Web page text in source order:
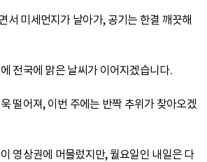
서 미세먼지가 날아가, 공기는 한결 깨끗해
전국에 맑은 날씨가 이어지겠습니다.
떨어져, 이번 주에는 반짝 추위가 찾아오겠
영상권에 머물렀지만, 월요일인 내일은 다